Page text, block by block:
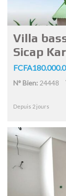
Villa
Sicap
N° Bien: 24448
Depuis 2 jours